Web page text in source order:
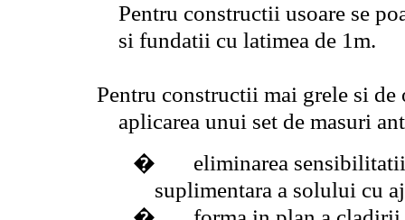
Pentru constructii usoare se
si fundatii cu latimea de 1m.
Pentru constructii mai grele si
aplicarea unui set de masuri
�
eliminarea
suplimentara a solului cu